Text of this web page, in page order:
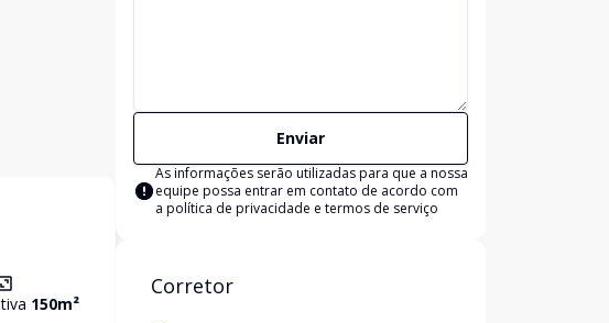
150m²
Enviar
As informações serão utilizadas para que a nossa
equipe possa entrar em contato de acordo com
a política de privacidade e termos de serviço
Corretor